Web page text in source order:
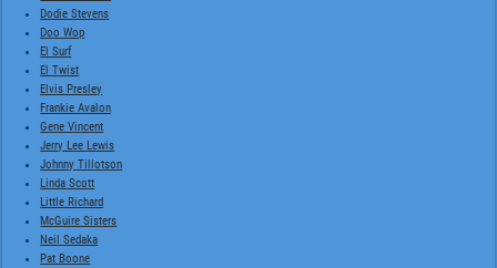
Dodie Stevens
Doo Wop
El Surf
El Twist
Elvis Presley
Frankie Avalon
Gene Vincent
Jerry Lee Lewis
Johnny Tillotson
Linda Scott
Little Richard
McGuire Sisters
Neil Sedaka
Pat Boone